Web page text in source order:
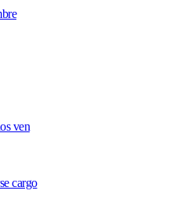
ven
cargo